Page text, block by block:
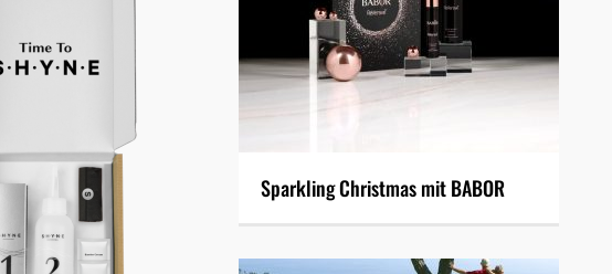
Sparkling Christmas mit BABOR